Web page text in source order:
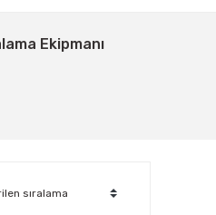
Ekipmanı